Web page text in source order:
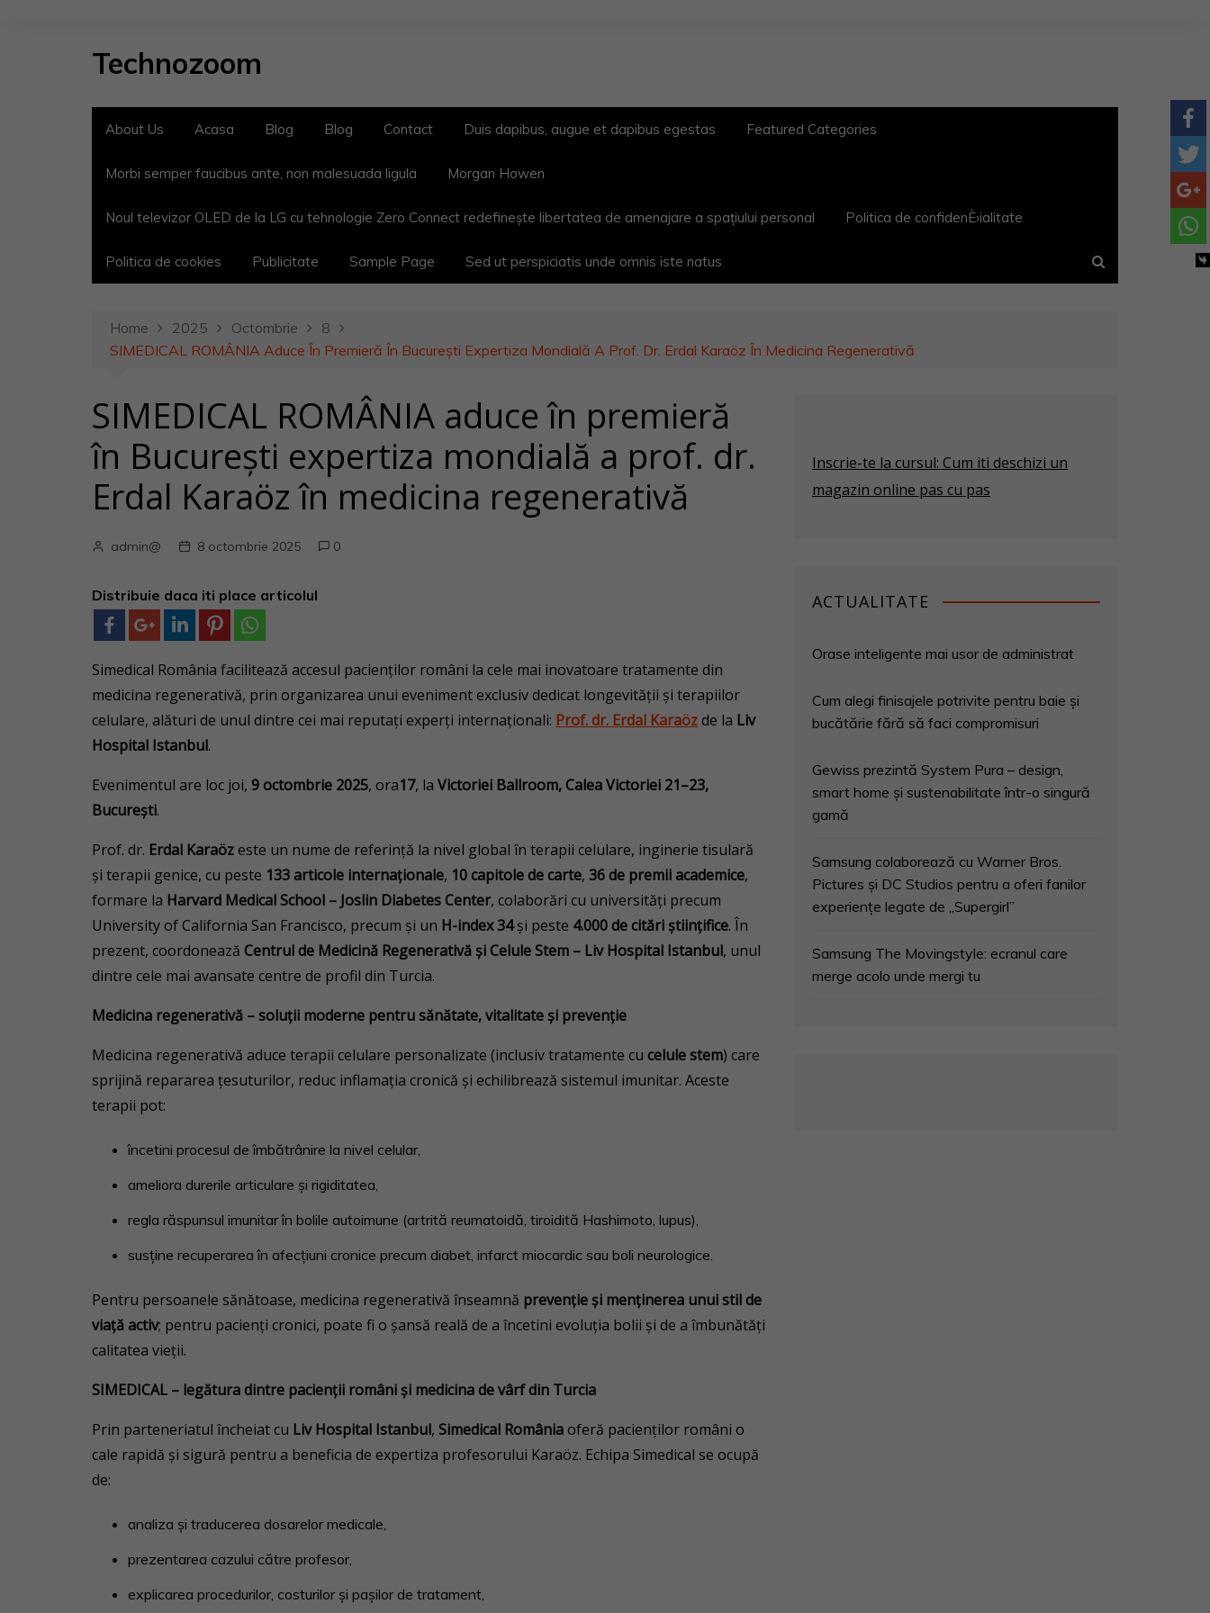
Technozoom
About Us Acasa Blog Blog Contact Duis dapibus, augue et dapibus egestas Featured Categories
Morbi semper faucibus ante, non malesuada ligula Morgan Howen
Noul televizor OLED de la LG cu tehnologie Zero Connect redefinește libertatea de amenajare a spațiului personal Politica de confidenÈ›ialitate
Politica de cookies Publicitate Sample Page Sed ut perspiciatis unde omnis iste natus
Home 2025 Octombrie
8
SIMEDICAL ROMÂNIA Aduce În Premieră În București Expertiza Mondială A Prof. Dr. Erdal Karaöz În Medicina Regenerativă
SIMEDICAL ROMÂNIA aduce în premieră
în București expertiza mondială a prof. dr.
Erdal Karaöz în medicina regenerativă
admin@ 8 octombrie 2025 0
Distribuie daca iti place articolul
Simedical România facilitează accesul pacienților români la cele mai inovatoare tratamente din
medicina regenerativă, prin organizarea unui eveniment exclusiv dedicat longevității și terapiilor
celulare, alături de unul dintre cei mai reputați experți internaționali: Prof. dr. Erdal Karaözde la Liv
Hospital Istanbul.
Evenimentul are loc joi, 9 octombrie 2025, ora17, la Victoriei Ballroom, Calea Victoriei 21–23,
București.
Prof. dr. Erdal Karaözeste un nume de referință la nivel global în terapii celulare, inginerie tisulară
și terapii genice, cu peste 133 articole internaționale, 10 capitole de carte, 36 de premii academice,
formare la Harvard Medical School – Joslin Diabetes Center, colaborări cu universități precum
University of California San Francisco, precum și un H-index 34și peste 4.000 de citări științifice. În
prezent, coordonează Centrul de Medicină Regenerativă și Celule Stem – Liv Hospital Istanbul, unul
dintre cele mai avansate centre de profil din Turcia.
Medicina regenerativă – soluții moderne pentru sănătate, vitalitate și prevenție
Medicina regenerativă aduce terapii celulare personalizate (inclusiv tratamente cu celule stem) care
sprijină repararea țesuturilor, reduc inflamația cronică și echilibrează sistemul imunitar. Aceste
terapii pot:
încetini procesul de îmbătrânire la nivel celular,
ameliora durerile articulare și rigiditatea,
regla răspunsul imunitar în bolile autoimune (artrită reumatoidă, tiroidită Hashimoto, lupus),
susține recuperarea în afecțiuni cronice precum diabet, infarct miocardic sau boli neurologice.
Pentru persoanele sănătoase, medicina regenerativă înseamnă prevenție și menținerea unui stil de
viață activ; pentru pacienți cronici, poate fi o șansă reală de a încetini evoluția bolii și de a îmbunătăți
calitatea vieții.
SIMEDICAL – legătura dintre pacienții români și medicina de vârf din Turcia
Prin parteneriatul încheiat cu Liv Hospital Istanbul, Simedical Româniaoferă pacienților români o
cale rapidă și sigură pentru a beneficia de expertiza profesorului Karaöz. Echipa Simedical se ocupă
de:
analiza și traducerea dosarelor medicale,
prezentarea cazului către profesor,
explicarea procedurilor, costurilor și pașilor de tratament,
Inscrie-te la cursul: Cum iti deschizi un
magazin online pas cu pas
ACTUALITATE
Orase inteligente mai usor de administrat
Cum alegi finisajele potrivite pentru baie și
bucătărie fără să faci compromisuri
Gewiss prezintă System Pura – design,
smart home și sustenabilitate într-o singură
gamă
Samsung colaborează cu Warner Bros.
Pictures și DC Studios pentru a oferi fanilor
experiențe legate de „Supergirl”
Samsung The Movingstyle: ecranul care
merge acolo unde mergi tu